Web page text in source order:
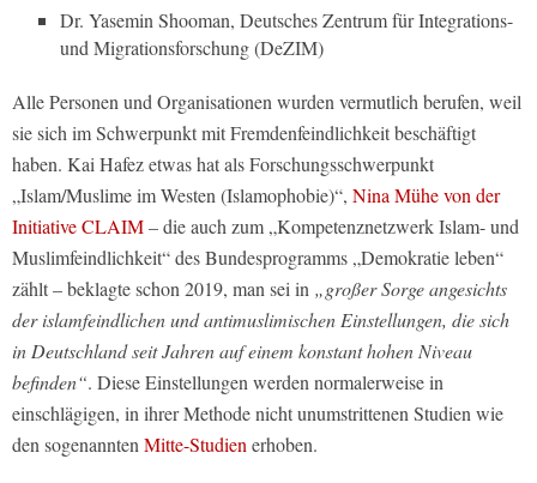
Dr. Yasemin Shooman, Deutsches Zentrum für Integrations-
und Migrationsforschung (DeZIM)
Alle Personen und Organisationen wurden vermutlich berufen, weil
sie sich im Schwerpunkt mit Fremdenfeindlichkeit beschäftigt
haben. Kai Hafez etwas hat als Forschungsschwerpunkt
„Islam/Muslime im Westen (Islamophobie)“, Nina Mühe von der
Initiative CLAIM– die auch zum „Kompetenznetzwerk Islam- und
Muslimfeindlichkeit“ des Bundesprogramms „Demokratie leben“
zählt – beklagte schon 2019, man sei in „großer Sorge angesichts
der islamfeindlichen und antimuslimischen Einstellungen, die sich
in Deutschland seit Jahren auf einem konstant hohen Niveau
befinden“. Diese Einstellungen werden normalerweise in
einschlägigen, in ihrer Methode nicht unumstrittenen Studien wie
den sogenannten Mitte-Studien erhoben.